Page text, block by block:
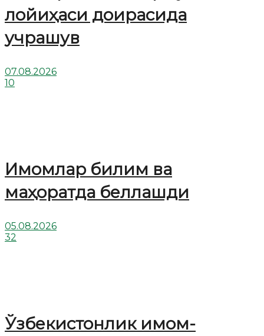
лойиҳаси доирасида
учрашув
07.08.2026
10
Имомлар билим ва
маҳоратда беллашди
05.08.2026
32
Ўзбекистонлик имом-